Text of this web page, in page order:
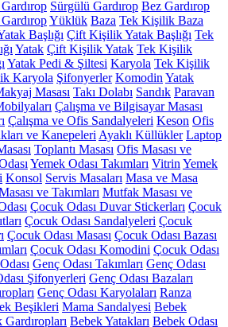
Sürgülü Gardırop Bez Gardırop
Yüklük Baza Tek Kişilik Baza
Başlığı Çift Kişilik Yatak Başlığı Tek
Yatak Çift Kişilik Yatak Tek Kişilik
Yatak Pedi & Şiltesi Karyola Tek Kişilik
Karyola Şifonyerler Komodin Yatak
Masası Takı Dolabı Sandık Paravan
Çalışma ve Bilgisayar Masası
Çalışma ve Ofis Sandalyeleri Keson Ofis
ve Kanepeleri Ayaklı Küllükler Laptop
Toplantı Masası Ofis Masası ve
Yemek Odası Takımları Vitrin Yemek
Konsol Servis Masaları Masa ve Masa
ve Takımları Mutfak Masası ve
Çocuk Odası Duvar Stickerları Çocuk
Çocuk Odası Sandalyeleri Çocuk
Çocuk Odası Masası Çocuk Odası Bazası
Çocuk Odası Komodini Çocuk Odası
Genç Odası Takımları Genç Odası
Şifonyerleri Genç Odası Bazaları
Genç Odası Karyolaları Ranza
Beşikleri Mama Sandalyesi Bebek
Gardıropları Bebek Yatakları Bebek Odası